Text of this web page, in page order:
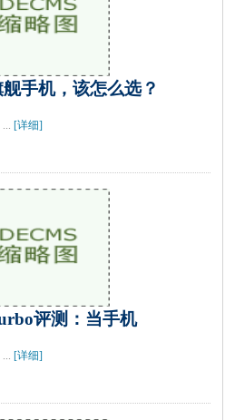
手机，该怎么选？
... [详细]
评测：当手机
... [详细]